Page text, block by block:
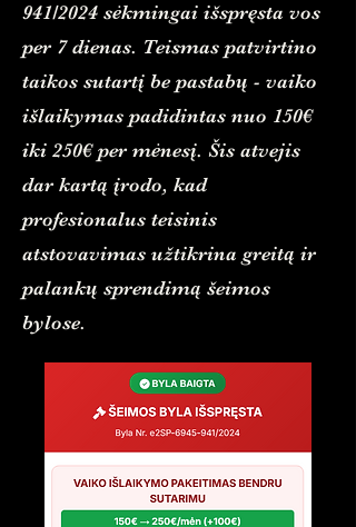
941/2024 sėkmingai išspręsta vos
per 7 dienas. Teismas patvirtino
taikos sutartį be pastabų - vaiko
išlaikymas padidintas nuo 150€
iki 250€ per mėnesį. Šis atvejis
dar kartą įrodo, kad
profesionalus teisinis
atstovavimas užtikrina greitą ir
palankų sprendimą šeimos
bylose.